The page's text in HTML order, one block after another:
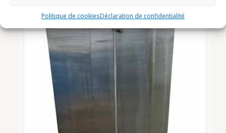
Politique de cookiesDéclaration de confidentialité